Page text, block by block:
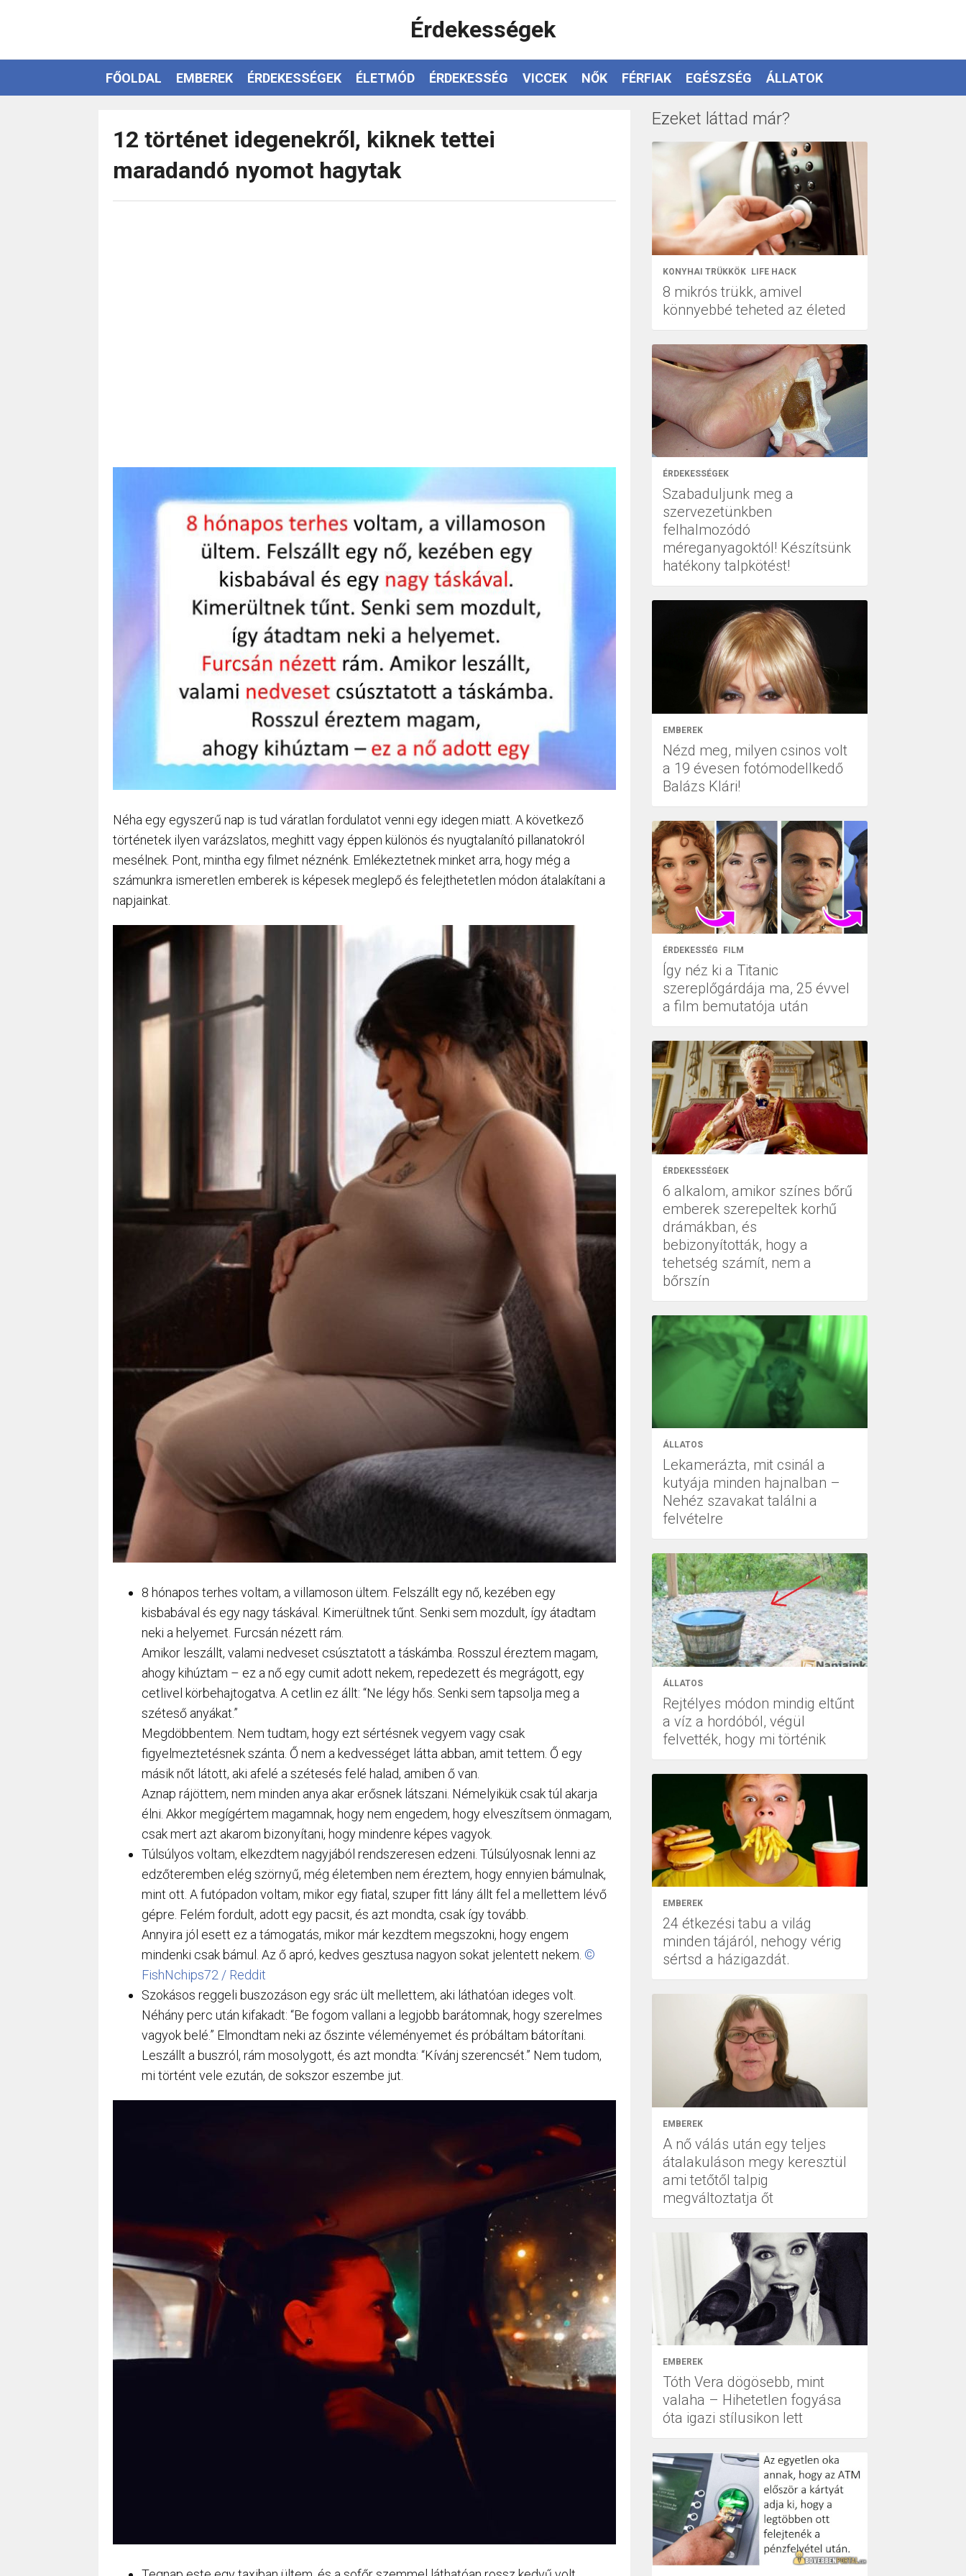
Érdekességek
FŐOLDAL EMBEREK ÉRDEKESSÉGEK ÉLETMÓD ÉRDEKESSÉG VICCEK NŐK FÉRFIAK EGÉSZSÉG ÁLLATOK
12 történet idegenekről, kiknek tettei
maradandó nyomot hagytak
Néha egy egyszerű nap is tud váratlan fordulatot venni egy idegen miatt. A következő
történetek ilyen varázslatos, meghitt vagy éppen különös és nyugtalanító pillanatokról
mesélnek. Pont, mintha egy filmet néznénk. Emlékeztetnek minket arra, hogy még a
számunkra ismeretlen emberek is képesek meglepő és felejthetetlen módon átalakítani a
napjainkat.
8 hónapos terhes voltam, a villamoson ültem. Felszállt egy nő, kezében egy
kisbabával és egy nagy táskával. Kimerültnek tűnt. Senki sem mozdult, így átadtam
neki a helyemet. Furcsán nézett rám.
Amikor leszállt, valami nedveset csúsztatott a táskámba. Rosszul éreztem magam,
ahogy kihúztam – ez a nő egy cumit adott nekem, repedezett és megrágott, egy
cetlivel körbehajtogatva. A cetlin ez állt: “Ne légy hős. Senki sem tapsolja meg a
széteső anyákat.”
Megdöbbentem. Nem tudtam, hogy ezt sértésnek vegyem vagy csak
figyelmeztetésnek szánta. Ő nem a kedvességet látta abban, amit tettem. Ő egy
másik nőt látott, aki afelé a szétesés felé halad, amiben ő van.
Aznap rájöttem, nem minden anya akar erősnek látszani. Némelyikük csak túl akarja
élni. Akkor megígértem magamnak, hogy nem engedem, hogy elveszítsem önmagam,
csak mert azt akarom bizonyítani, hogy mindenre képes vagyok.
Túlsúlyos voltam, elkezdtem nagyjából rendszeresen edzeni. Túlsúlyosnak lenni az
edzőteremben elég szörnyű, még életemben nem éreztem, hogy ennyien bámulnak,
mint ott. A futópadon voltam, mikor egy fiatal, szuper fitt lány állt fel a mellettem lévő
gépre. Felém fordult, adott egy pacsit, és azt mondta, csak így tovább.
Annyira jól esett ez a támogatás, mikor már kezdtem megszokni, hogy engem
mindenki csak bámul. Az ő apró, kedves gesztusa nagyon sokat jelentett nekem. ©
FishNchips72 / Reddit
Szokásos reggeli buszozáson egy srác ült mellettem, aki láthatóan ideges volt.
Néhány perc után kifakadt: “Be fogom vallani a legjobb barátomnak, hogy szerelmes
vagyok belé.” Elmondtam neki az őszinte véleményemet és próbáltam bátorítani.
Leszállt a buszról, rám mosolygott, és azt mondta: “Kívánj szerencsét.” Nem tudom,
mi történt vele ezután, de sokszor eszembe jut.
Ezeket láttad már?
KONYHAI TRÜKKÖK LIFE HACK
8 mikrós trükk, amivel
könnyebbé teheted az életed
ÉRDEKESSÉGEK
Szabaduljunk meg a
szervezetünkben
felhalmozódó
méreganyagoktól! Készítsünk
hatékony talpkötést!
EMBEREK
Nézd meg, milyen csinos volt
a 19 évesen fotómodellkedő
Balázs Klári!
ÉRDEKESSÉG FILM
Így néz ki a Titanic
szereplőgárdája ma, 25 évvel
a film bemutatója után
ÉRDEKESSÉGEK
6 alkalom, amikor színes bőrű
emberek szerepeltek korhű
drámákban, és
bebizonyították, hogy a
tehetség számít, nem a
bőrszín
ÁLLATOS
Lekamerázta, mit csinál a
kutyája minden hajnalban –
Nehéz szavakat találni a
felvételre
ÁLLATOS
Rejtélyes módon mindig eltűnt
a víz a hordóból, végül
felvették, hogy mi történik
EMBEREK
24 étkezési tabu a világ
minden tájáról, nehogy vérig
sértsd a házigazdát.
EMBEREK
A nő válás után egy teljes
átalakuláson megy keresztül
ami tetőtől talpig
megváltoztatja őt
EMBEREK
Tóth Vera dögösebb, mint
valaha – Hihetetlen fogyása
óta igazi stílusikon lett